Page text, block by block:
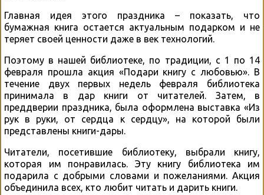
Главная идея этого праздника – показать, что
бумажная книга остается актуальным подарком и не
теряет своей ценности даже в век технологий.
Поэтому в нашей библиотеке, по традиции, с 1 по 14
февраля прошла акция «Подари книгу с любовью». В
течение двух первых недель февраля библиотека
принимала в дар книги от читателей. Затем, в
преддверии праздника, была оформлена выставка «Из
рук в руки, от сердца к сердцу», на которой были
представлены книги-дары.
Читатели, посетившие библиотеку, выбрали книгу,
которая им понравилась. Эту книгу библиотека им
подарила с добрыми словами и пожеланиями. Акция
объединила всех, кто любит читать и дарить книги.